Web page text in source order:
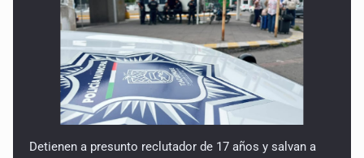
8 de Enero de 2026
Detienen a presunto reclutador de 17 años y salvan a